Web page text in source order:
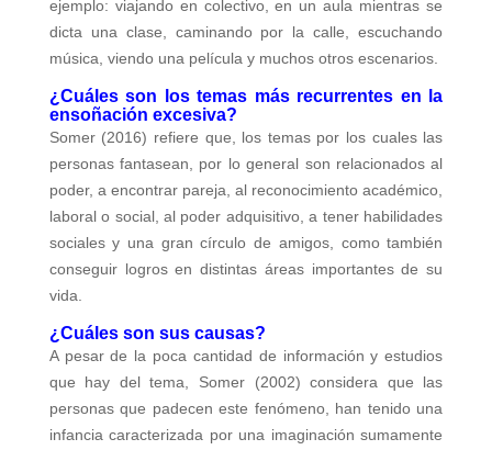
ejemplo: viajando en colectivo, en un aula mientras se
dicta una clase, caminando por la calle, escuchando
música, viendo una película y muchos otros escenarios.
¿Cuáles son los temas más recurrentes en la
ensoñación excesiva?
Somer (2016) refiere que, los temas por los cuales las
personas fantasean, por lo general son relacionados al
poder, a encontrar pareja, al reconocimiento académico,
laboral o social, al poder adquisitivo, a tener habilidades
sociales y una gran círculo de amigos, como también
conseguir logros en distintas áreas importantes de su
vida.
¿Cuáles son sus causas?
A pesar de la poca cantidad de información y estudios
que hay del tema, Somer (2002) considera que las
personas que padecen este fenómeno, han tenido una
infancia caracterizada por una imaginación sumamente